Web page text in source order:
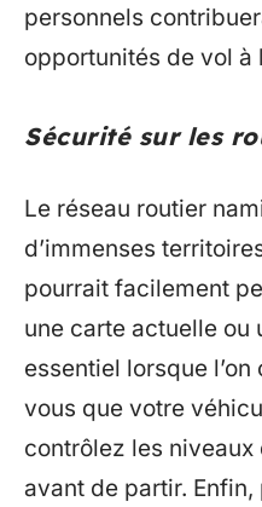
personnels
opportunités de vol à
Sécurité sur les
Le réseau routier
d’immenses
pourrait facilement
une carte actuelle ou
essentiel lorsque
vous que votre
contrôlez les niveaux
avant de partir.